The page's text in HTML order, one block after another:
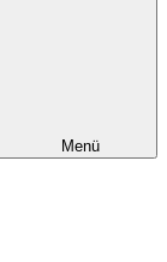
Menü